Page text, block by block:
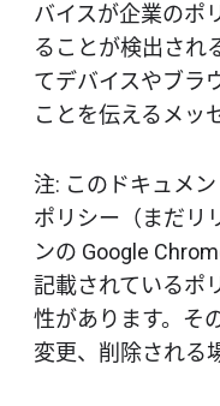
バイスが企業のポ
ることが検出され
てデバイスやブラ
ことを伝えるメッ
注: このドキュメ
ポリシー（まだリ
ンの Google
記載されているポ
性があります。そ
変更、削除される